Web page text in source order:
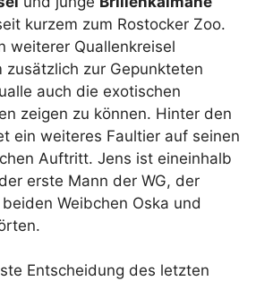
kurzem zum Rostocker Zoo.
weiterer Quallenkreisel
zusätzlich zur Gepunkteten
auch die exotischen
zeigen zu können. Hinter den
ein weiteres Faultier auf seinen
Auftritt. Jens ist eineinhalb
erste Mann der WG, der
Weibchen Oska und
Entscheidung des letzten